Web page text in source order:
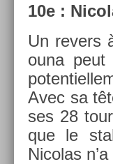
10e :
Un re­v­ers
ouna
Avec sa
ses 28
que le
Nicolas